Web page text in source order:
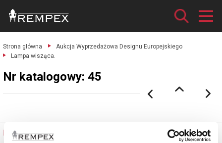
Strona główna
Aukcja Wyprzedażowa Designu Europejskiego
Lampa wisząca.
Nr katalogowy: 45
Nr katalogowy: 45